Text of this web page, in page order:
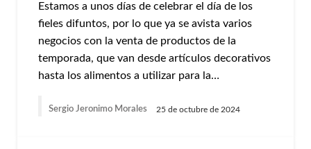
Estamos a unos días de celebrar el día de los
fieles difuntos, por lo que ya se avista varios
negocios con la venta de productos de la
temporada, que van desde artículos decorativos
hasta los alimentos a utilizar para la…
Sergio Jeronimo Morales 25 de octubre de 2024